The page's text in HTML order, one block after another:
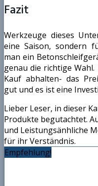
Fazit
Werkzeuge dieses
eine Saison, sondern
man ein
genau die richtige
Kauf abhalten- das
gut und es ist eine
Lieber Leser, in dieser
Produkte begutachtet.
und Leistungsänhliche
für ihr Verständnis.
Empfehlung!